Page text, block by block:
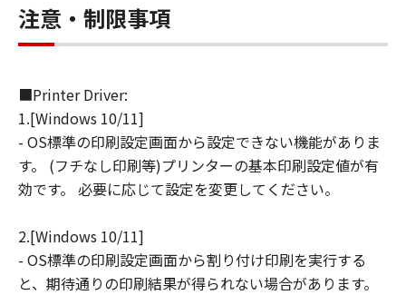
キヤノン、キヤノンマーケティングジャパ
ン株式会社およびキヤノンのライセンサー
連して生ずる直接的または間接的な損失、
損害等について、いかなる場合においても
一切の責任を負いません。
ユーザーは、日本国政府または該当国の政
府より必要な許可等を得ることなしに、本
たは間接に輸出してはなりません。
注意・制限事項
■Printer Driver:
1.[Windows 10/11]
- OS標準の印刷設定画面から設定できない機能がありま
す。 (フチなし印刷等)プリンターの基本印刷設定値が有
効です。 必要に応じて設定を変更してください。
2.[Windows 10/11]
- OS標準の印刷設定画面から割り付け印刷を実行する
と、期待通りの印刷結果が得られない場合があります。